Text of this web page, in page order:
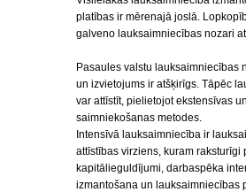
platības ir mērenajā joslā.
galveno lauksaimniecības nozari
Pasaules valstu lauksaimniecības
un izvietojums ir atšķirīgs. Tāpēc
var attīstīt, pielietojot ekstensīvas
saimniekošanas metodes.
Intensīvā lauksaimniecība ir
attīstības virziens, kuram raksturīgi
kapitālieguldījumi, darbaspēka
izmantošana un lauksaimniecības